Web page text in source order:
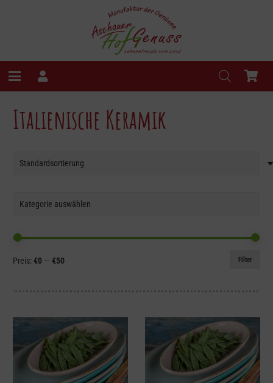
Italienische Keramik
Min.
Max.
Filter
Preis: €0 — €50